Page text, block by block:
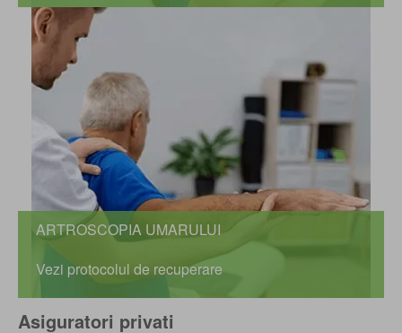
ARTROSCOPIA UMARULUI
Vezi protocolul de recuperare
Asiguratori privati